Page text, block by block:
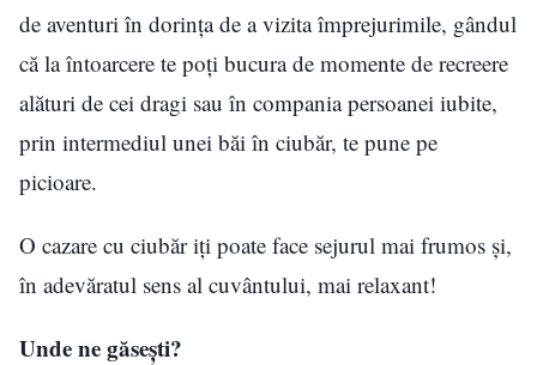
de aventuri în dorința de a vizita împrejurimile, gândul
că la întoarcere te poți bucura de momente de recreere
alături de cei dragi sau în compania persoanei iubite,
prin intermediul unei băi în ciubăr, te pune pe
picioare.
O cazare cu ciubăr iți poate face sejurul mai frumos și,
în adevăratul sens al cuvântului, mai relaxant!
Unde ne găseşti?